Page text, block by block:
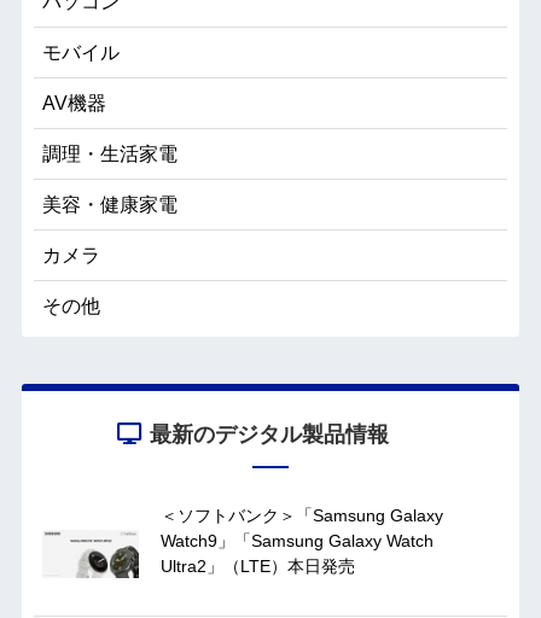
モバイル
AV機器
調理・生活家電
美容・健康家電
カメラ
その他
最新のデジタル製品情報
＜ソフトバンク＞「Samsung Galaxy
Watch9」「Samsung Galaxy Watch
Ultra2」（LTE）本日発売